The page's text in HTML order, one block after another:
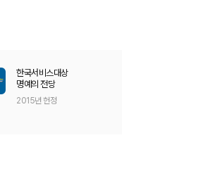
한국서비스대상
명예의 전당
2015년 헌정